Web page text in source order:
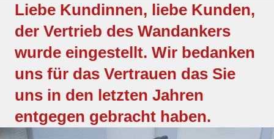
Liebe Kundinnen, liebe Kunden,
der Vertrieb des Wandankers
wurde eingestellt. Wir bedanken
uns für das Vertrauen das Sie
uns in den letzten Jahren
entgegen gebracht haben.